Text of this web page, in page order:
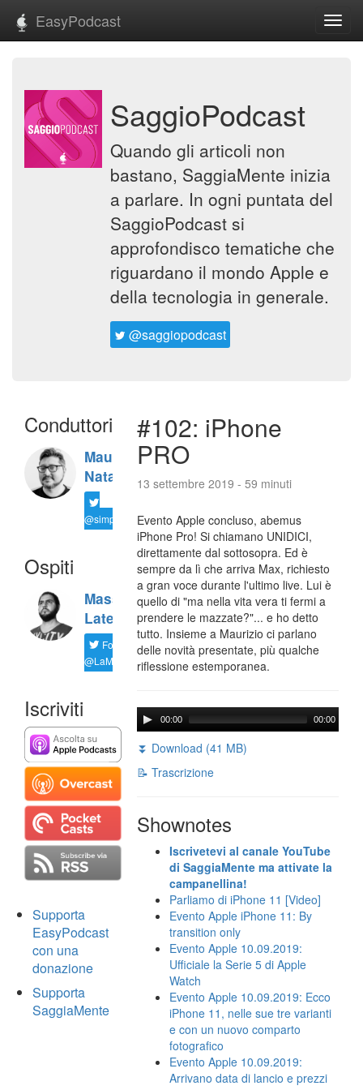
EasyPodcast
SaggioPodcast
Quando gli articoli non
bastano, SaggiaMente inizia
a parlare. In ogni puntata del
SaggioPodcast si
approfondisco tematiche che
riguardano il mondo Apple e
della tecnologia in generale.
@saggiopodcast
Conduttori
Maurizio
Natali
@simplemal
Ospiti
Massimiliano
Latella
Follow
@LaMaxImages
Iscriviti
Supporta
EasyPodcast
con una
donazione
Supporta
SaggiaMente
#102: iPhone
PRO
13 settembre 2019 - 59 minuti
Evento Apple concluso, abemus
iPhone Pro! Si chiamano UNIDICI,
direttamente dal sottosopra. Ed è
sempre da lì che arriva Max, richiesto
a gran voce durante l'ultimo live. Lui è
quello di "ma nella vita vera ti fermi a
prendere le mazzate?"... e ho detto
tutto. Insieme a Maurizio ci parlano
delle novità presentate, più qualche
riflessione estemporanea.
00:00 00:00
⏬ Download (41 MB)
📝 Trascrizione
Shownotes
Iscrivetevi al canale YouTube
di SaggiaMente ma attivate la
campanellina!
Parliamo di iPhone 11 [Video]
Evento Apple iPhone 11: By
transition only
Evento Apple 10.09.2019:
Ufficiale la Serie 5 di Apple
Watch
Evento Apple 10.09.2019: Ecco
iPhone 11, nelle sue tre varianti
e con un nuovo comparto
fotografico
Evento Apple 10.09.2019:
Arrivano data di lancio e prezzi